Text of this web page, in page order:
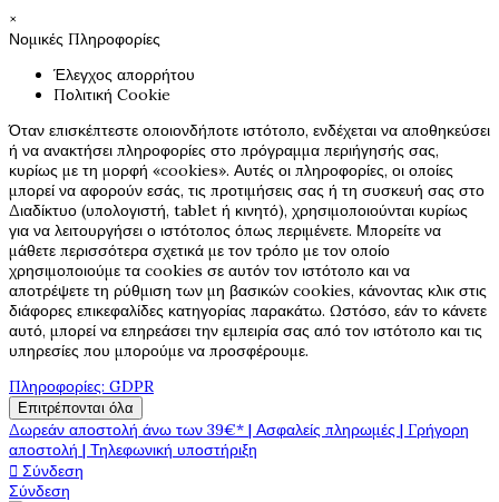
×
Νομικές Πληροφορίες
Έλεγχος απορρήτου
Πολιτική Cookie
Όταν επισκέπτεστε οποιονδήποτε ιστότοπο, ενδέχεται να αποθηκεύσει
ή να ανακτήσει πληροφορίες στο πρόγραμμα περιήγησής σας,
κυρίως με τη μορφή «cookies». Αυτές οι πληροφορίες, οι οποίες
μπορεί να αφορούν εσάς, τις προτιμήσεις σας ή τη συσκευή σας στο
Διαδίκτυο (υπολογιστή, tablet ή κινητό), χρησιμοποιούνται κυρίως
για να λειτουργήσει ο ιστότοπος όπως περιμένετε. Μπορείτε να
μάθετε περισσότερα σχετικά με τον τρόπο με τον οποίο
χρησιμοποιούμε τα cookies σε αυτόν τον ιστότοπο και να
αποτρέψετε τη ρύθμιση των μη βασικών cookies, κάνοντας κλικ στις
διάφορες επικεφαλίδες κατηγορίας παρακάτω. Ωστόσο, εάν το κάνετε
αυτό, μπορεί να επηρεάσει την εμπειρία σας από τον ιστότοπο και τις
υπηρεσίες που μπορούμε να προσφέρουμε.
Πληροφορίες: GDPR
Επιτρέπονται όλα
Δωρεάν αποστολή άνω των 39€* | Ασφαλείς πληρωμές | Γρήγορη
αποστολή | Τηλεφωνική υποστήριξη
 Σύνδεση
Σύνδεση